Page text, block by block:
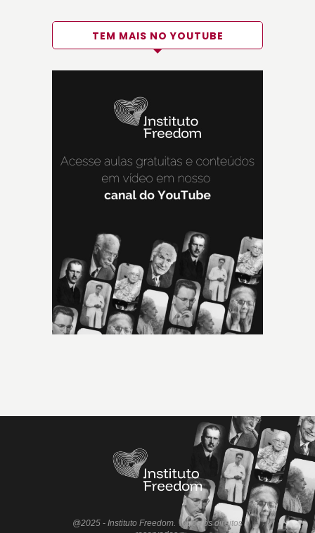
TEM MAIS NO YOUTUBE
@2025 - Instituto Freedom. Todos os direitos